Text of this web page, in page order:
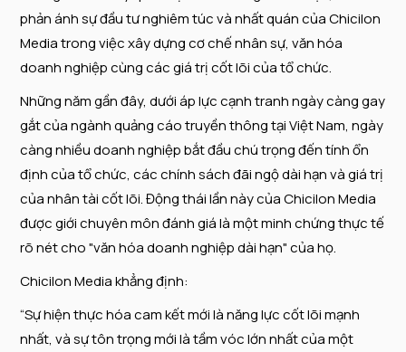
phản ánh sự đầu tư nghiêm túc và nhất quán của Chicilon
Media trong việc xây dựng cơ chế nhân sự, văn hóa
doanh nghiệp cùng các giá trị cốt lõi của tổ chức.
Những năm gần đây, dưới áp lực cạnh tranh ngày càng gay
gắt của ngành quảng cáo truyền thông tại Việt Nam, ngày
càng nhiều doanh nghiệp bắt đầu chú trọng đến tính ổn
định của tổ chức, các chính sách đãi ngộ dài hạn và giá trị
của nhân tài cốt lõi. Động thái lần này của Chicilon Media
được giới chuyên môn đánh giá là một minh chứng thực tế
rõ nét cho "văn hóa doanh nghiệp dài hạn" của họ.
Chicilon Media khẳng định:
“Sự hiện thực hóa cam kết mới là năng lực cốt lõi mạnh
nhất, và sự tôn trọng mới là tầm vóc lớn nhất của một